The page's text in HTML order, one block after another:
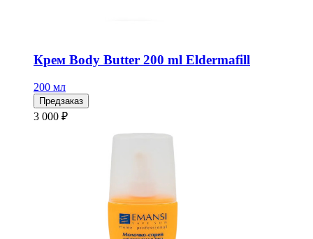
Крем Body Butter 200 ml Eldermafill
200 мл
Предзаказ
3 000 ₽